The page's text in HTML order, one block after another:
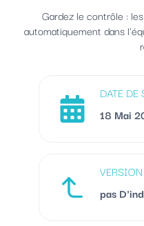
Gardez le contrôle :
automatiquement dans
DATE DE
18 Mai
VERSION
pas